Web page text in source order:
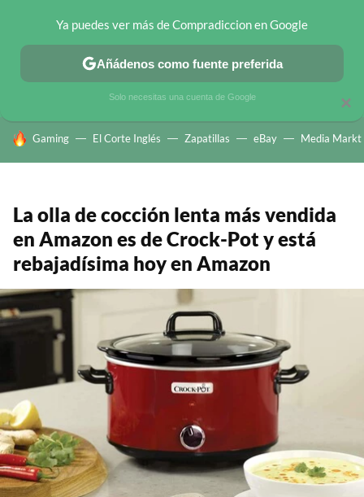
CHOLLOS TELEGRAM OFERTAS EN MÓVILES OFERTAS EN
HOY SE HABLA DE
Gaming El Corte Inglés Zapatillas eBay Media Markt
La olla de cocción lenta más vendida
en Amazon es de Crock-Pot y está
rebajadísima hoy en Amazon
×
Ya puedes ver más de Compradiccion en Google
Añádenos como fuente preferida
Solo necesitas una cuenta de Google